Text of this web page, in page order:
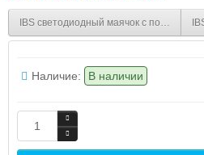
IBS светодиодный маячок с
Наличие: В наличии